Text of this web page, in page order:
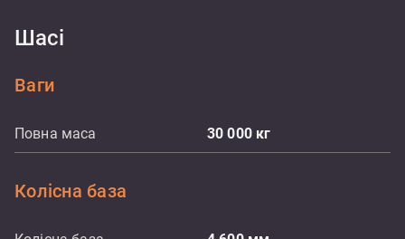
Шасі
Ваги
Повна маса 30 000 кг
Колісна база